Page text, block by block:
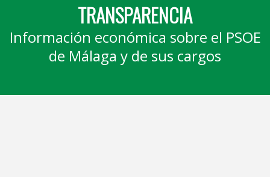
TRANSPARENCIA
Información económica sobre el PSOE
de Málaga y de sus cargos